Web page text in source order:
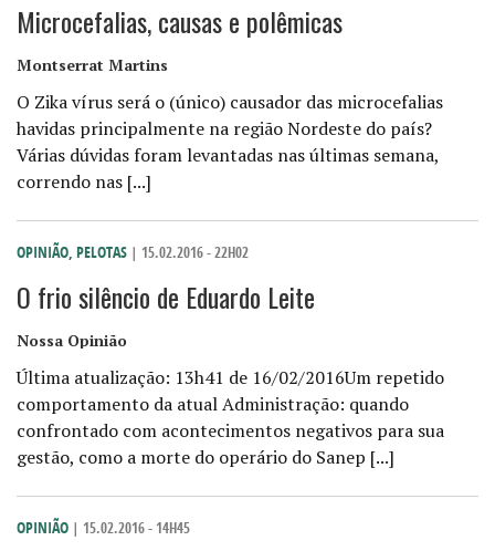
Microcefalias, causas e polêmicas
Montserrat Martins
O Zika vírus será o (único) causador das microcefalias
havidas principalmente na região Nordeste do país?
Várias dúvidas foram levantadas nas últimas semana,
correndo nas [...]
OPINIÃO, PELOTAS | 15.02.2016 - 22H02
O frio silêncio de Eduardo Leite
Nossa Opinião
Última atualização: 13h41 de 16/02/2016Um repetido
comportamento da atual Administração: quando
confrontado com acontecimentos negativos para sua
gestão, como a morte do operário do Sanep [...]
OPINIÃO | 15.02.2016 - 14H45